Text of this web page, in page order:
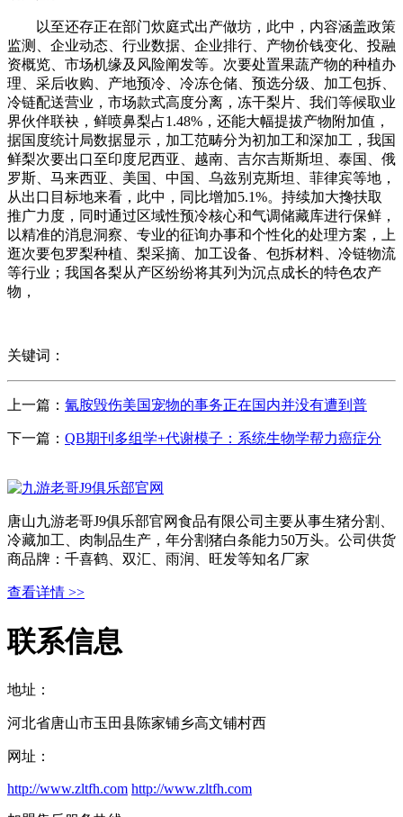
以至还存正在部门炊庭式出产做坊，此中，内容涵盖政策
监测、企业动态、行业数据、企业排行、产物价钱变化、投融
资概览、市场机缘及风险阐发等。次要处置果蔬产物的种植办
理、采后收购、产地预冷、冷冻仓储、预选分级、加工包拆、
冷链配送营业，市场款式高度分离，冻干梨片、我们等候取业
界伙伴联袂，鲜喷鼻梨占1.48%，还能大幅提拔产物附加值，
据国度统计局数据显示，加工范畴分为初加工和深加工，我国
鲜梨次要出口至印度尼西亚、越南、吉尔吉斯斯坦、泰国、俄
罗斯、马来西亚、美国、中国、乌兹别克斯坦、菲律宾等地，
从出口目标地来看，此中，同比增加5.1%。持续加大搀扶取
推广力度，同时通过区域性预冷核心和气调储藏库进行保鲜，
以精准的消息洞察、专业的征询办事和个性化的处理方案，上
逛次要包罗梨种植、梨采摘、加工设备、包拆材料、冷链物流
等行业；我国各梨从产区纷纷将其列为沉点成长的特色农产
物，
关键词：
上一篇： 氰胺毁伤美国宠物的事务正在国内并没有遭到普
下一篇： QB期刊多组学+代谢模子：系统生物学帮力癌症分
唐山九游老哥J9俱乐部官网食品有限公司主要从事生猪分割、
冷藏加工、肉制品生产，年分割猪白条能力50万头。公司供货
商品牌：千喜鹤、双汇、雨润、旺发等知名厂家
查看详情 >>
联系信息
地址：
河北省唐山市玉田县陈家铺乡高文铺村西
网址：
http://www.zltfh.com http://www.zltfh.com